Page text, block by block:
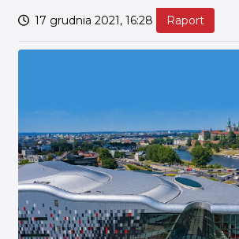
FINANSE I WSPARCIE
INICJATYWY
KONFERENCJE I
KONKURSY I
KALENDARZ
HISTORIA
17 grudnia 2021, 16:28 Raport